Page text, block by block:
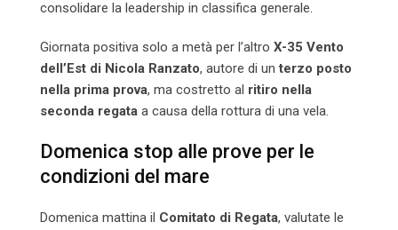
consolidare la leadership in classifica generale.
Giornata positiva solo a metà per l’altro X-35 Vento
dell’Est di Nicola Ranzato, autore di unterzo posto
nella prima prova, ma costretto al ritiro nella
seconda regata a causa della rottura di una vela.
Domenica stop alle prove per le
condizioni del mare
Domenica mattina il Comitato di Regata, valutate le